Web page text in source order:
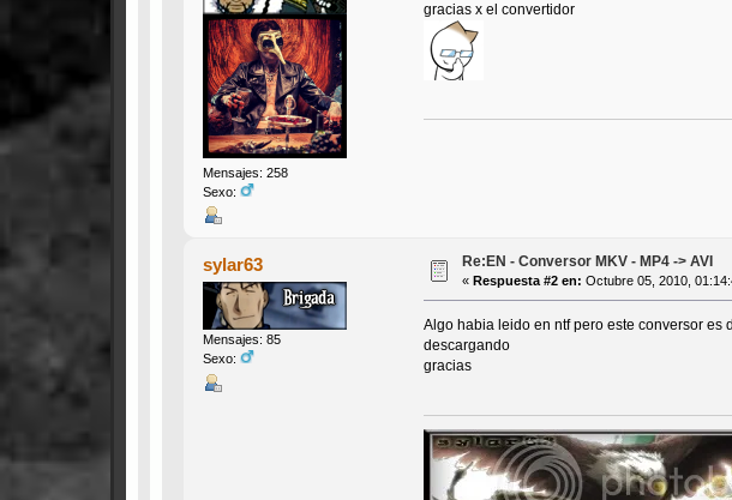
Mensajes: 258
Sexo:
gracias x el convertidor
sylar63
Mensajes: 85
Sexo:
Re:EN - Conversor MKV - MP4 -> AVI
« Respuesta #2 en: Octubre 05, 2010,
Algo habia leido en ntf pero este conversor es
descargando
gracias